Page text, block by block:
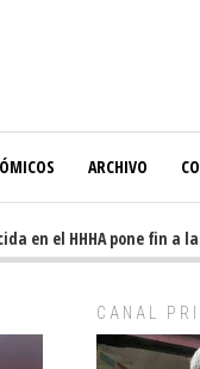
ARCHIVO
el HHHA pone fin a las
CANAL